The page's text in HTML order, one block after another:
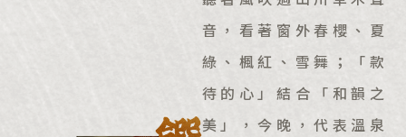
音，看著窗外春櫻、夏
綠、楓紅、雪舞；「款
待的心」結合「和韻之
美」，今晚，代表溫泉